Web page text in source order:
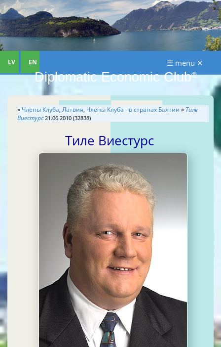
Diplomatic Economic Club®
LV EN ☰ menu ✕
» Члены Клуба, Латвия, Члены Клуба - в странах Балтии » Тиле
Виестурс 21.06.2010 (32838)
Тиле Виестурс